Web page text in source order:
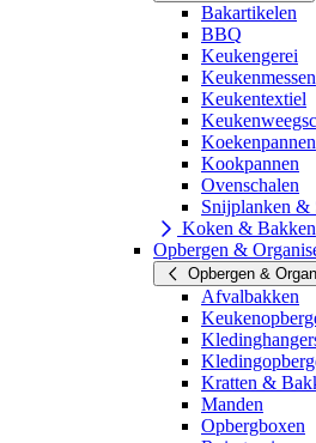
Bakartikelen
BBQ
Keukengerei
Keukenmessen
Keukentextiel
Koekenpannen
Kookpannen
Ovenschalen
Snijplanken &
Koken & Bakken
Opbergen &
Opbergen &
Afvalbakken
Kratten &
Manden
Opbergboxen